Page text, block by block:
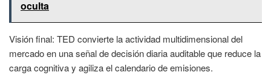
oculta
Visión final: TED convierte la actividad multidimensional del
mercado en una señal de decisión diaria auditable que reduce la
carga cognitiva y agiliza el calendario de emisiones.